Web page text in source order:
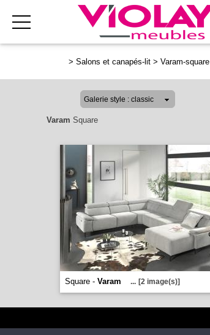
> Salons et canapés-lit > Varam-square
Varam Square
Square - Varam ... [2 image(s)]